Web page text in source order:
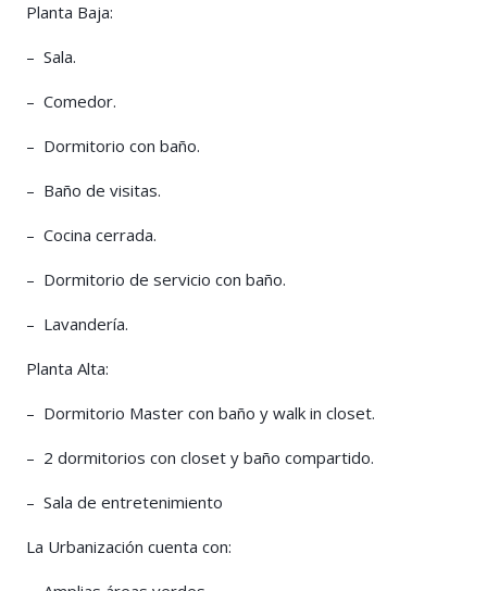
Planta Baja:
– Sala.
– Comedor.
– Dormitorio con baño.
– Baño de visitas.
– Cocina cerrada.
– Dormitorio de servicio con baño.
– Lavandería.
Planta Alta:
– Dormitorio Master con baño y walk in closet.
– 2 dormitorios con closet y baño compartido.
– Sala de entretenimiento
La Urbanización cuenta con: